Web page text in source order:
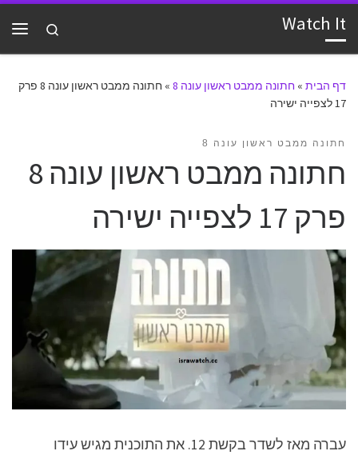
דלג לתוכן Watch It
Search
דף הבית » חתונה ממבט ראשון עונה 8 »
חתונה ממבט ראשון עונה 8 פרק
17 לצפייה ישירה
חתונה ממבט ראשון עונה 8
חתונה ממבט ראשון עונה 8
פרק 17 לצפייה ישירה
עברה מאז לשדר בקשת 12. את התוכנית מגיש עידו